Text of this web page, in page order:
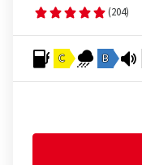
(204)
C B